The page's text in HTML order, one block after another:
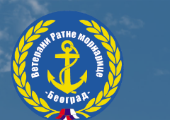
Preskoči
sadržaj